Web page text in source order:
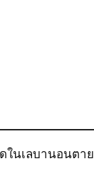
ในเลบานอนตาย